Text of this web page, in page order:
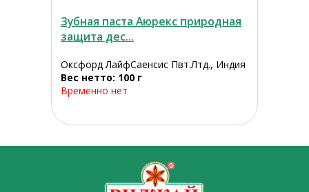
Зубная паста Аюрекс природная
защита дес...
Оксфорд ЛайфСаенсис Пвт.Лтд., Индия
Вес нетто: 100 г
Временно нет